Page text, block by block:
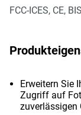
FCC-ICES, CE,
Erweitern Sie
Zugriff auf
zuverlässigen